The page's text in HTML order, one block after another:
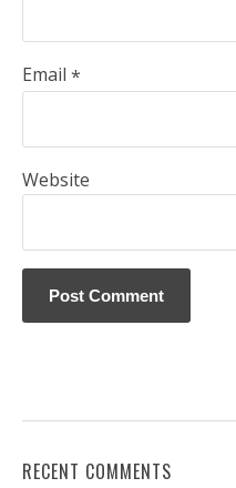
Email *
Website
RECENT COMMENTS